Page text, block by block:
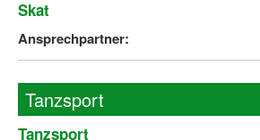
Wir über uns "Leitbild"
Vorstand Sportjugend
Vereinsentwicklung – Zeig dein
Ferienfreizeiten
Skat
Ansprechpartner:
Tanzsport
Tanzsport